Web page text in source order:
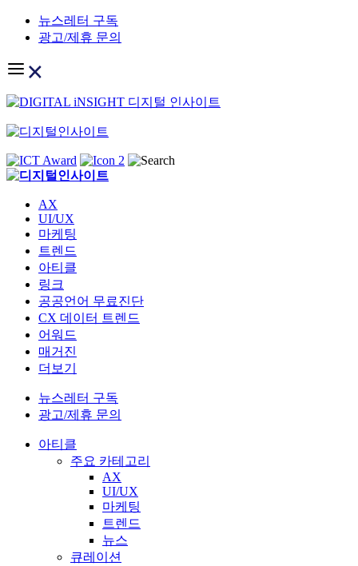
Skip
content
뉴스레터 구독
광고/제휴 문의
AX
UI/UX
마케팅
트렌드
아티클
링크
공공언어 무료진단
CX 데이터 트렌드
어워드
매거진
더보기
뉴스레터 구독
광고/제휴 문의
아티클
주요 카테고리
AX
UI/UX
마케팅
트렌드
뉴스
큐레이션